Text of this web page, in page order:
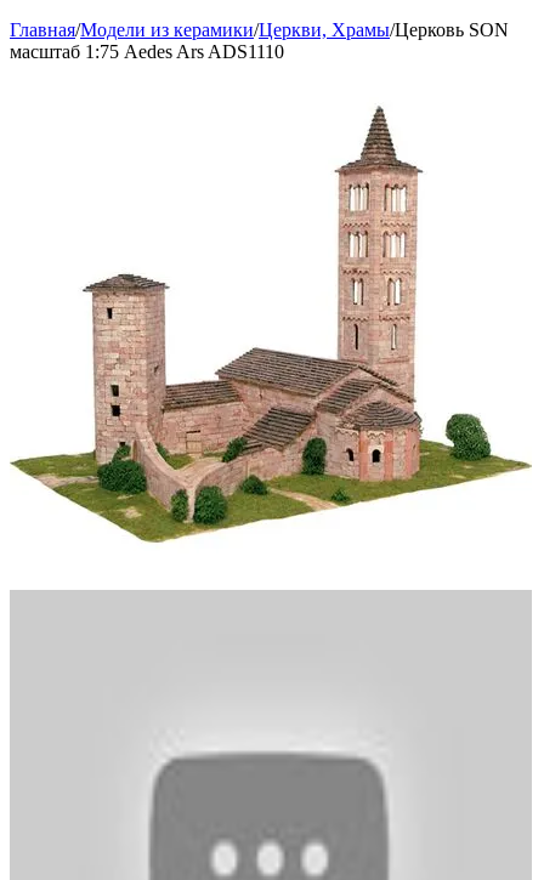
Главная/Модели из керамики/Церкви, Храмы/Церковь SON
масштаб 1:75 Aedes Ars ADS1110